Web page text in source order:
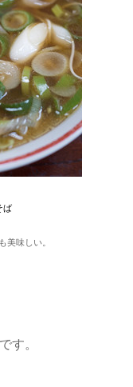
ば
美味しい。
す。